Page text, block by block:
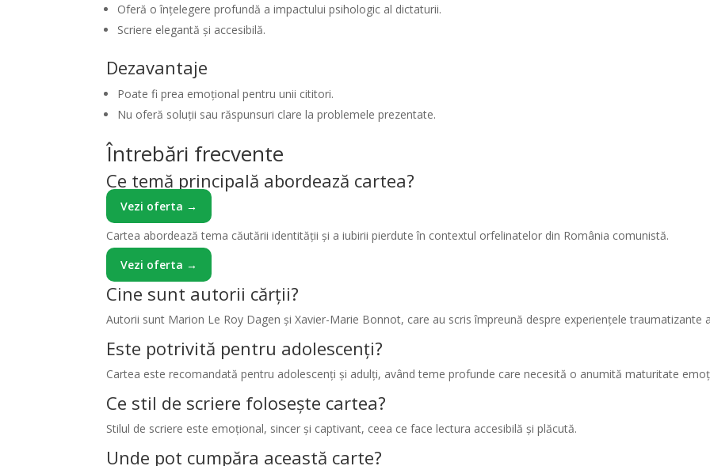
Oferă o înțelegere profundă a impactului psihologic al dictaturii.
Scriere elegantă și accesibilă.
Dezavantaje
Poate fi prea emoțional pentru unii cititori.
Nu oferă soluții sau răspunsuri clare la problemele prezentate.
Întrebări frecvente
Ce temă principală abordează cartea?
Vezi oferta →
Cartea abordează tema căutării identității și a iubirii pierdute în contextul orfelinatelor din România comunistă.
Vezi oferta →
Cine sunt autorii cărții?
Autorii sunt Marion Le Roy Dagen și Xavier-Marie Bonnot, care au scris împreună despre experiențele traumatizante
Este potrivită pentru adolescenți?
Cartea este recomandată pentru adolescenți și adulți, având teme profunde care necesită o anumită maturitate
Ce stil de scriere folosește cartea?
Stilul de scriere este emoțional, sincer și captivant, ceea ce face lectura accesibilă și plăcută.
Unde pot cumpăra această carte?